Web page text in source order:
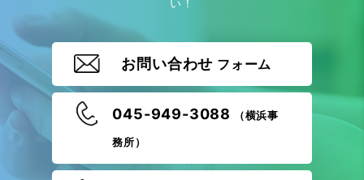
い！
お問い合わせ フォーム
045-949-3088 （横浜事
務所）